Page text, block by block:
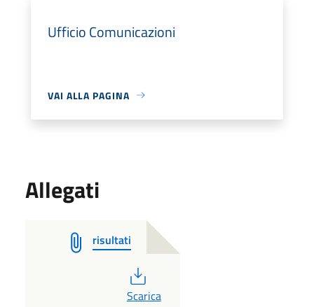
Ufficio Comunicazioni
VAI ALLA PAGINA
Allegati
risultati
PDF
Scarica